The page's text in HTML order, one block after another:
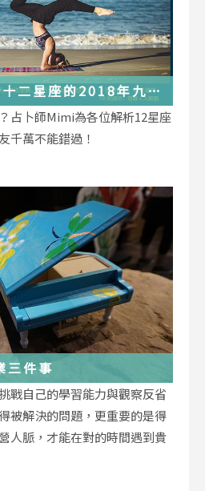
二星座的2018年九月
占卜師Mimi為各位解析12星座
千萬不能錯過！
三件事
戰自己的學習能力與觀察反省
被解決的問題，更重要的是得
人脈，才能在對的時間遇到貴